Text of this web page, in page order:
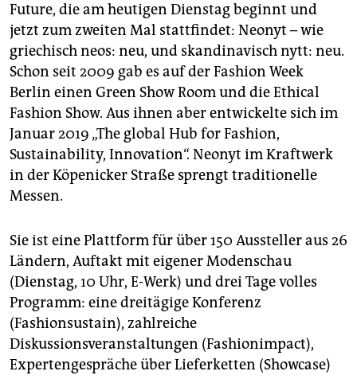
Future, die am heutigen Dienstag beginnt und
jetzt zum zweiten Mal stattfindet: Neonyt – wie
griechisch neos: neu, und skandinavisch nytt: neu.
Schon seit 2009 gab es auf der Fashion Week
Berlin einen Green Show Room und die Ethical
Fashion Show. Aus ihnen aber entwickelte sich im
Januar 2019 „The global Hub for Fashion,
Sustainability, Innovation“. Neonyt im Kraftwerk
in der Köpenicker Straße sprengt traditionelle
Messen.
Sie ist eine Plattform für über 150 Aussteller aus 26
Ländern, Auftakt mit eigener Modenschau
(Dienstag, 10 Uhr, E-Werk) und drei Tage volles
Programm: eine dreitägige Konferenz
(Fashionsustain), zahlreiche
Diskussionsveranstaltungen (Fashionimpact),
Expertengespräche über Lieferketten (Showcase)